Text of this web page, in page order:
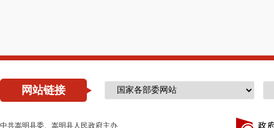
网站链接
中共嵩明县委、嵩明县人民政府主办